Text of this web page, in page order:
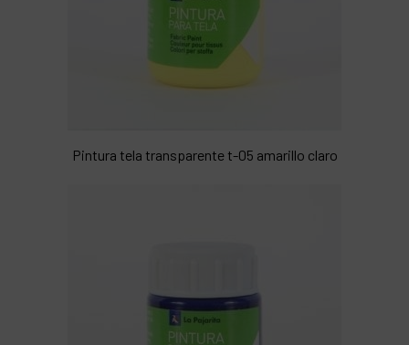
Pintura tela transparente t-05 amarillo claro